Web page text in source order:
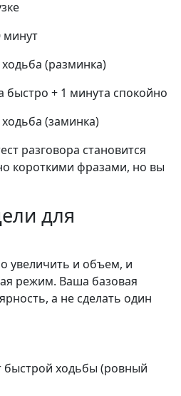
минут
(разминка)
быстро + 1 минута спокойно
(заминка)
разговора становится
короткими фразами, но вы
для
увеличить и объем, и
режим. Ваша базовая
а не сделать один
быстрой ходьбы (ровный